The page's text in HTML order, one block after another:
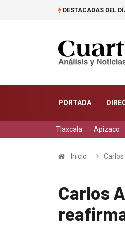
DESTACADAS DEL
PORTADA
Tlaxcala Apizaco
Inicio
Carlos